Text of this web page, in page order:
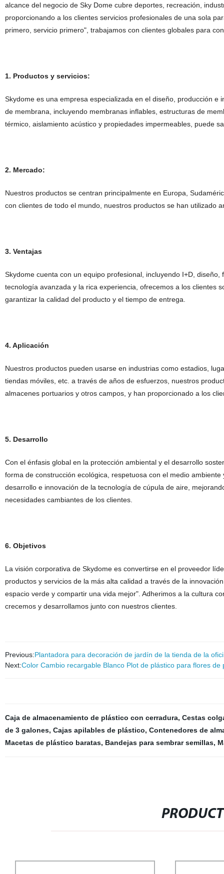
alcance del negocio de Sky Dome cubre deportes, recreación,
proporcionando a los clientes servicios profesionales de una sola
primero, servicio primero", trabajamos con clientes globales para
1. Productos y servicios:
Skydome es una empresa especializada en el diseño, producción e
de membrana, incluyendo membranas inflables, estructuras de
térmico, aislamiento acústico y propiedades impermeables, puede
2. Mercado:
Nuestros productos se centran principalmente en Europa,
con clientes de todo el mundo, nuestros productos se han utilizado
3. Ventajas
Skydome cuenta con un equipo profesional, incluyendo I+D,
tecnología avanzada y la rica experiencia, ofrecemos a los clientes
garantizar la calidad del producto y el tiempo de entrega.
4. Aplicación
Nuestros productos pueden usarse en industrias como estadios,
tiendas móviles, etc. a través de años de esfuerzos, nuestros
almacenes portuarios y otros campos, y han proporcionado a los
5. Desarrollo
Con el énfasis global en la protección ambiental y el desarrollo
forma de construcción ecológica, respetuosa con el medio
desarrollo e innovación de la tecnología de cúpula de aire,
necesidades cambiantes de los clientes.
6. Objetivos
La visión corporativa de Skydome es convertirse en el proveedor
productos y servicios de la más alta calidad a través de la
espacio verde y compartir una vida mejor". Adherimos a la cultura
crecemos y desarrollamos junto con nuestros clientes.
Previous:Plantadora para decoración de jardín de la tienda de la
Next:Color Cambio recargable Blanco Plot de plástico para flores de
Caja de almacenamiento de plástico con cerradura, Cestas
de 3 galones, Cajas apilables de plástico, Contenedores de
Macetas de plástico baratas, Bandejas para sembrar semillas,